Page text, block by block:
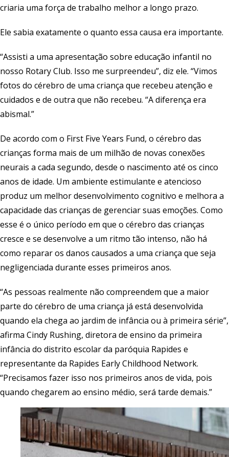
criaria uma força de trabalho melhor a longo prazo.
Ele sabia exatamente o quanto essa causa era importante.
“Assisti a uma apresentação sobre educação infantil no
nosso Rotary Club. Isso me surpreendeu”, diz ele. “Vimos
fotos do cérebro de uma criança que recebeu atenção e
cuidados e de outra que não recebeu. “A diferença era
abismal.”
De acordo com o First Five Years Fund, o cérebro das
crianças forma mais de um milhão de novas conexões
neurais a cada segundo, desde o nascimento até os cinco
anos de idade. Um ambiente estimulante e atencioso
produz um melhor desenvolvimento cognitivo e melhora a
capacidade das crianças de gerenciar suas emoções. Como
esse é o único período em que o cérebro das crianças
cresce e se desenvolve a um ritmo tão intenso, não há
como reparar os danos causados a uma criança que seja
negligenciada durante esses primeiros anos.
“As pessoas realmente não compreendem que a maior
parte do cérebro de uma criança já está desenvolvida
quando ela chega ao jardim de infância ou à primeira série”,
afirma Cindy Rushing, diretora de ensino da primeira
infância do distrito escolar da paróquia Rapides e
representante da Rapides Early Childhood Network.
“Precisamos fazer isso nos primeiros anos de vida, pois
quando chegarem ao ensino médio, será tarde demais.”